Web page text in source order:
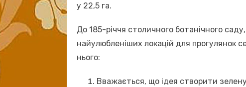
у 22,5 га.
До 185-річчя столичного ботанічного
найулюбленіших локацій для прогулянок
нього:
Вважається, що ідея створити